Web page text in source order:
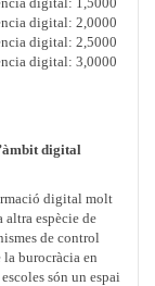
digital: 2,0000
digital: 2,5000
digital: 3,0000
digital
digital molt
altra espècie de
de control
burocràcia en
són un espai